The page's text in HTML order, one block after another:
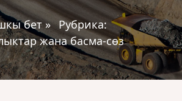
бет» Рубрика:
жана басма-сөз